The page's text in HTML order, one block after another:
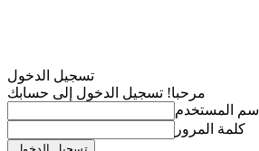
تسجيل الدخول
مرحبا! تسجيل الدخول إلى حسابك
اسم المستخدم
كلمة المرور